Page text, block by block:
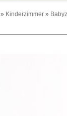
» Kinderzimmer »